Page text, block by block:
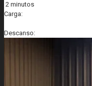
2 minutos
Carga:
Descanso: